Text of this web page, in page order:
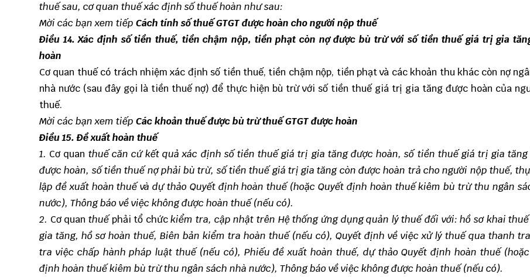
thuế sau, cơ quan thuế xác định số thuế hoàn như sau:
Mời các bạn xem tiếp Cách tính số thuế GTGT được hoàn cho người nộp thuế
Điều 14. Xác định số tiền thuế, tiền chậm nộp, tiền phạt còn nợ được bù trừ với số tiền thuế giá trị gia
hoàn
Cơ quan thuế có trách nhiệm xác định số tiền thuế, tiền chậm nộp, tiền phạt và các khoản thu khác còn nợ
nhà nước (sau đây gọi là tiền thuế nợ) để thực hiện bù trừ với số tiền thuế giá trị gia tăng được hoàn của
thuế.
Mời các bạn xem tiếp Các khoản thuế được bù trừ thuế GTGT được hoàn
Điều 15. Đề xuất hoàn thuế
1. Cơ quan thuếcăn cứ kết quả xác định số tiền thuế giá trị gia tăng được hoàn, số tiền thuế giá trị gia tăng
được hoàn, số tiền thuế nợ phải bù trừ, số tiền thuế giá trị gia tăng còn được hoàn trả cho người nộp thuế,
lập đề xuất hoàn thuế và dự thảo Quyết định hoàn thuế (hoặc Quyết định hoàn thuế kiêm bù trừ thu ngân
nước), Thông báo về việc không được hoàn thuế (nếu có).
2. Cơ quan thuếphải tổ chứckiểm tra, cập nhật trên Hệ thống ứng dụng quản lý thuế đối với: hồ sơ khai
gia tăng, hồ sơ hoàn thuế, Biên bản kiểm tra hoàn thuế (nếu có), Quyết định về việc xử lý thuế qua thanh
tra việc chấp hành pháp luật thuế (nếu có), Phiếu đề xuất hoàn thuế, dự thảo Quyết định hoàn thuế (hoặc
định hoàn thuế kiêm bù trừ thu ngân sách nhà nước), Thông báo về việc không được hoàn thuế (nếu có).